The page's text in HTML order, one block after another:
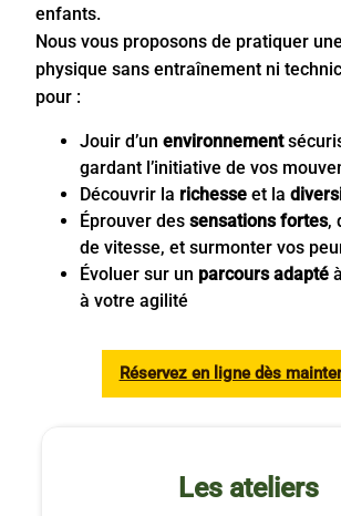
enfants.
Nous vous proposons de pratiquer
physique sans entraînement ni
pour :
Jouir d’un environnement
gardant l’initiative de vos
Découvrir la richesse et la
Éprouver des sensations fortes,
de vitesse, et surmonter vos
Évoluer sur un parcours adapté
à votre agilité
Réservez en ligne dès
Les ateliers